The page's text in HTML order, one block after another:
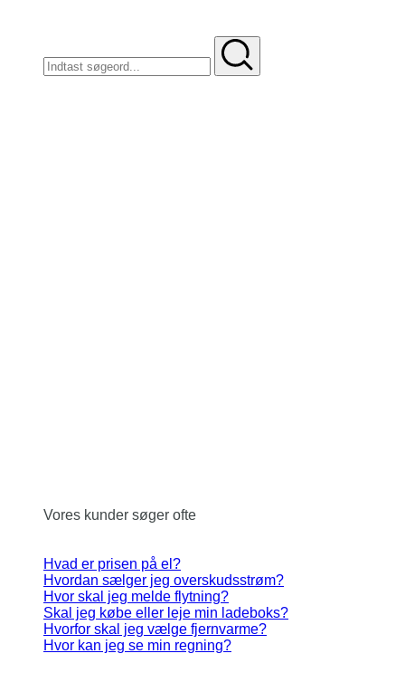
Vores kunder søger ofte
Hvad er prisen på el?
Hvordan sælger jeg overskudsstrøm?
Hvor skal jeg melde flytning?
Skal jeg købe eller leje min ladeboks?
Hvorfor skal jeg vælge fjernvarme?
Hvor kan jeg se min regning?